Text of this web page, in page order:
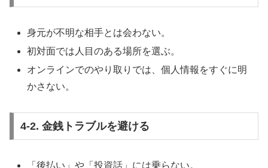
身元が不明な相手とは会わない。
初対面では人目のある場所を選ぶ。
オンラインでのやり取りでは、個人情報をすぐに明
かさない。
4-2. 金銭トラブルを避ける
「後払い」や「投資話」には乗らない。